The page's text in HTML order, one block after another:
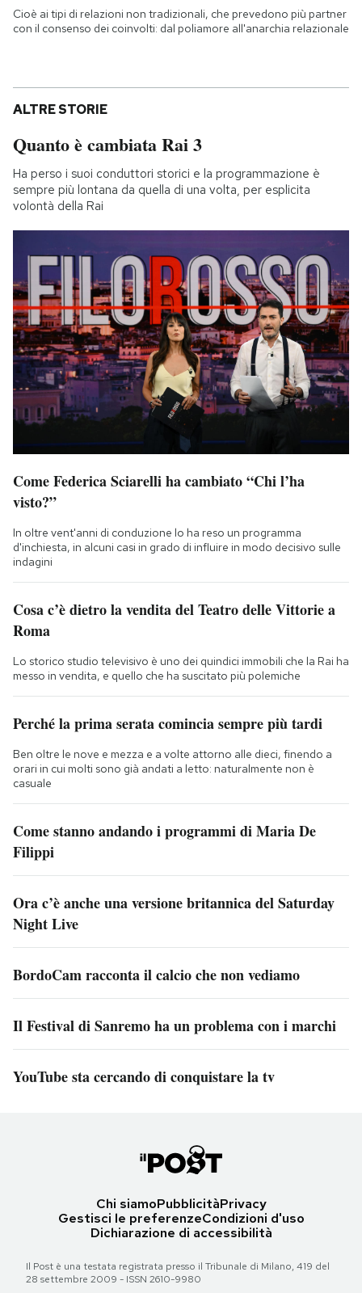
Cioè ai tipi di relazioni non tradizionali, che prevedono più partner
con il consenso dei coinvolti: dal poliamore all'anarchia relazionale
ALTRE STORIE
Quanto è cambiata Rai 3
Ha perso i suoi conduttori storici e la programmazione è
sempre più lontana da quella di una volta, per esplicita
volontà della Rai
Come Federica Sciarelli ha cambiato “Chi l’ha
visto?”
In oltre vent'anni di conduzione lo ha reso un programma
d'inchiesta, in alcuni casi in grado di influire in modo decisivo sulle
indagini
Cosa c’è dietro la vendita del Teatro delle Vittorie a
Roma
Lo storico studio televisivo è uno dei quindici immobili che la Rai ha
messo in vendita, e quello che ha suscitato più polemiche
Perché la prima serata comincia sempre più tardi
Ben oltre le nove e mezza e a volte attorno alle dieci, finendo a
orari in cui molti sono già andati a letto: naturalmente non è
casuale
Come stanno andando i programmi di Maria De
Filippi
Ora c’è anche una versione britannica del Saturday
Night Live
BordoCam racconta il calcio che non vediamo
Il Festival di Sanremo ha un problema con i marchi
YouTube sta cercando di conquistare la tv
Chi siamoPubblicitàPrivacy
Gestisci le preferenzeCondizioni d'uso
Dichiarazione di accessibilità
Il Post è una testata registrata presso il Tribunale di Milano, 419 del
28 settembre 2009 - ISSN 2610-9980